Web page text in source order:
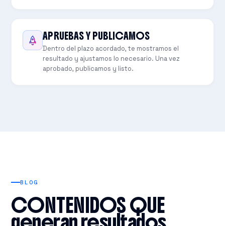
APRUEBAS Y PUBLICAMOS
Dentro del plazo acordado, te mostramos el
resultado y ajustamos lo necesario. Una vez
aprobado, publicamos y listo.
BLOG
CONTENIDOS QUE